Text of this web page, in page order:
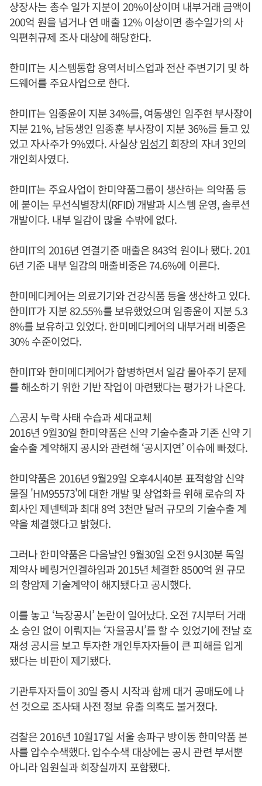
상장사는 총수 일가 지분이 20%이상이며 내부거래 금액이
200억 원을 넘거나 연 매출 12% 이상이면 총수일가의 사
익편취규제 조사 대상에 해당한다.
한미IT는 시스템통합 용역서비스업과 전산 주변기기 및 하
드웨어를 주요사업으로 한다.
한미IT는 임종윤이 지분 34%를, 여동생인 임주현 부사장이
지분 21%, 남동생인 임종훈 부사장이 지분 36%를 들고 있
었고 자사주가 9%였다. 사실상임성기 회장의 자녀 3인의
개인회사였다.
한미IT는 주요사업이 한미약품그룹이 생산하는 의약품 등
에 붙이는 무선식별장치(RFID) 개발과 시스템 운영, 솔루션
개발이다. 내부 일감이 많을 수밖에 없다.
한미IT의 2016년 연결기준 매출은 843억 원이나 됐다. 201
6년 기준 내부 일감의 매출비중은 74.6%에 이른다.
한미메디케어는 의료기기와 건강식품 등을 생산하고 있다.
한미IT가 지분 82.55%를 보유했었으며 임종윤이 지분 5.3
8%를 보유하고 있었다. 한미메디케어의 내부거래 비중은
30% 수준이었다.
한미IT와 한미메디케어가 합병하면서 일감 몰아주기 문제
를 해소하기 위한 기반 작업이 마련됐다는 평가가 나온다.
△공시 누락 사태 수습과 세대교체
2016년 9월30일 한미약품은 신약 기술수출과 기존 신약 기
술수출 계약해지 공시와 관련해 ‘공시지연’ 이슈에 빠졌다.
한미약품은 2016년 9월29일 오후4시40분 표적항암 신약
물질 'HM95573'에 대한 개발 및 상업화를 위해 로슈의 자
회사인 제넨텍과 최대 8억 3천만 달러 규모의 기술수출 계
약을 체결했다고 밝혔다.
그러나 한미약품은 다음날인 9월30일 오전 9시30분 독일
제약사 베링거인겔하임과 2015년 체결한 8500억 원 규모
의 항암제 기술계약이 해지됐다고 공시했다.
이를 놓고 ‘늑장공시’ 논란이 일어났다. 오전 7시부터 거래
소 승인 없이 이뤄지는 ‘자율공시’를 할 수 있었기에 전날 호
재성 공시를 보고 투자한 개인투자자들이 큰 피해를 입게
됐다는 비판이 제기됐다.
기관투자자들이 30일 증시 시작과 함께 대거 공매도에 나
선 것으로 조사돼 사전 정보 유출 의혹도 불거졌다.
검찰은 2016년 10월17일 서울 송파구 방이동 한미약품 본
사를 압수수색했다. 압수수색 대상에는 공시 관련 부서뿐
아니라 임원실과 회장실까지 포함됐다.